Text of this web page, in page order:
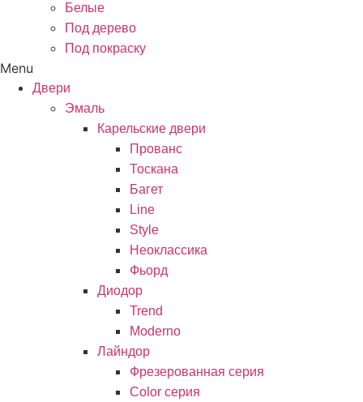
Белые
Под дерево
Под покраску
Menu
Двери
Эмаль
Карельские двери
Прованc
Тоскана
Багет
Line
Style
Неоклассика
Фьорд
Диодор
Trend
Moderno
Лайндор
Фрезерованная серия
Color серия